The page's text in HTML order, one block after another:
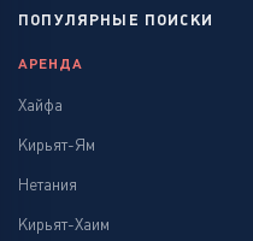
ПОПУЛЯРНЫЕ ПОИСКИ
АРЕНДА
Хайфа
Кирьят-Ям
Нетания
Кирьят-Хаим